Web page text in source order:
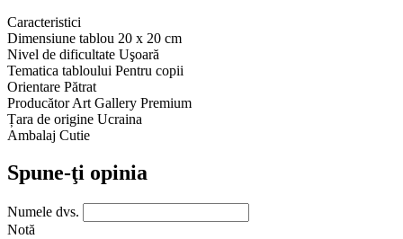
Caracteristici
Dimensiune tablou 20 x 20 cm
Nivel de dificultate Uşoară
Tematica tabloului Pentru copii
Orientare Pătrat
Producător Art Gallery Premium
Țara de origine Ucraina
Ambalaj Cutie
Spune-ţi opinia
Numele dvs.
Notă